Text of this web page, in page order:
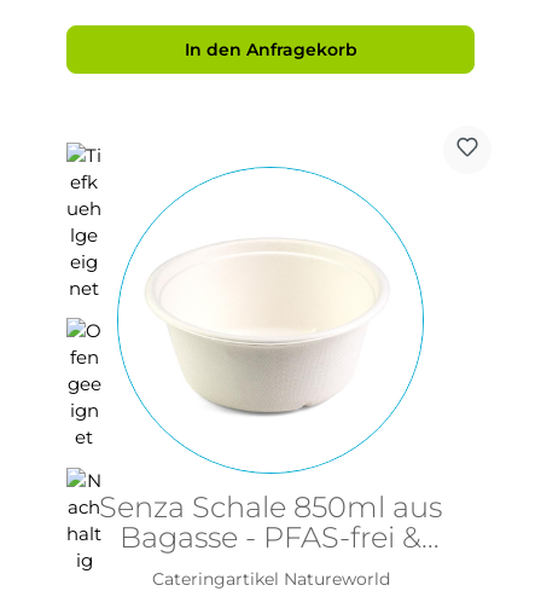
In den Anfragekorb
Senza Schale 850ml aus
Bagasse - PFAS-frei &
nachhaltig
Cateringartikel Natureworld